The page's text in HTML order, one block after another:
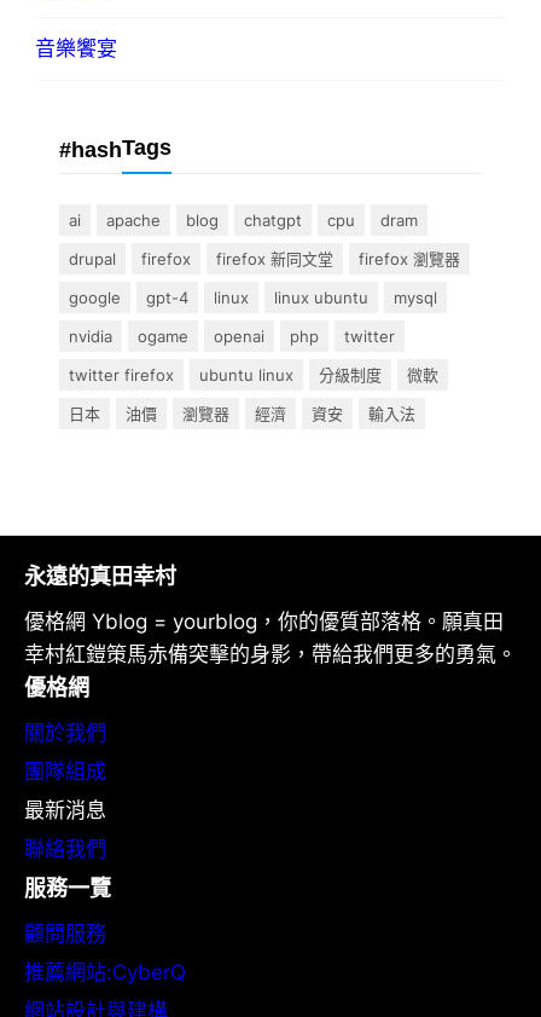
音樂饗宴
#hashTags
ai apache blog chatgpt cpu
dram
drupal
firefox firefox 新同文堂
firefox 瀏覽器
google
gpt-4 linux linux ubuntu
mysql
nvidia
ogame openai php
twitter
twitter firefox
ubuntu linux 分級制度
微軟
日本
油價 瀏覽器 經濟 資安 輸入法
永遠的真田幸村
優格網 Yblog = yourblog，你的優質部落格。願真田
幸村紅鎧策馬赤備突擊的身影，帶給我們更多的勇氣。
優格網
關於我們
團隊組成
最新消息
聯絡我們
服務一覽
顧問服務
推薦網站:CyberQ
網站設計與建構